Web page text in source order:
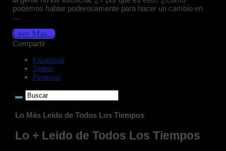
podemos hablar poderosamente para hacer un cambio en
…
Leer Mas...
Compartir
Facebook
Twitter
Pinterest
Lo Más Leído de Todos Los Tiempos
Lo + Leido de Todos Los Tiempos